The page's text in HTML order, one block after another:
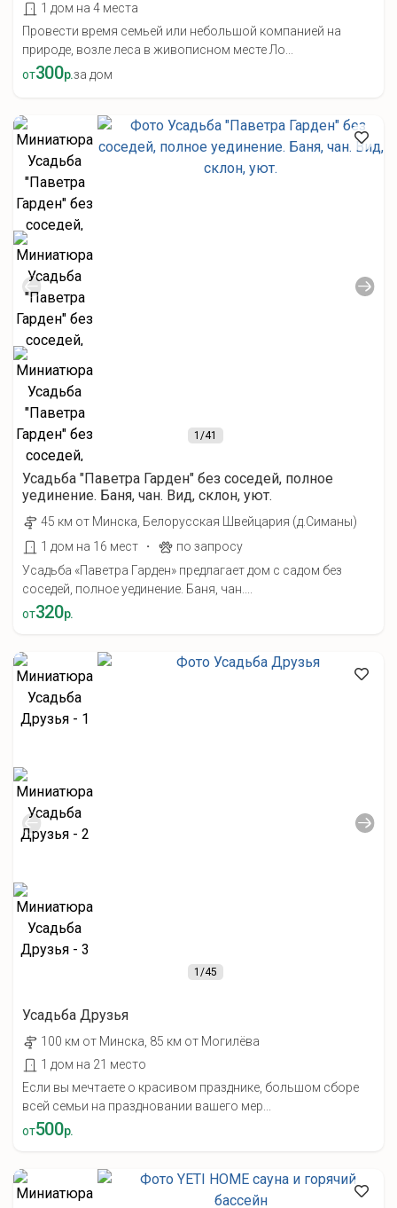
1 дом на 4 места
Провести время семьей или небольшой компанией на
природе, возле леса в живописном месте Ло...
от300р.за дом
1/41
Усадьба "Паветра Гарден" без соседей, полное
уединение. Баня, чан. Вид, склон, уют.
45 км от Минска, Белорусская Швейцария (д.Симаны)
1 дом на 16 мест
·
по запросу
Усадьба «Паветра Гарден» предлагает дом с садом без
соседей, полное уединение. Баня, чан....
от320р.
1/45
Усадьба Друзья
100 км от Минска, 85 км от Могилёва
1 дом на 21 место
Если вы мечтаете о красивом празднике, большом сборе
всей семьи на праздновании вашего мер...
от500р.